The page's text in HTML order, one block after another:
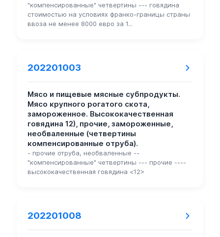
"компенсированные" четвертины --- говядина
стоимостью на условиях франко-границы страны
ввоза не менее 8000 евро за 1...
202201003
Мясо и пищевые мясные субпродукты.
Мясо крупного рогатого скота,
замороженное. Высококачественная
говядина 12), прочие, замороженные,
необваленные (четвертины
компенсированные отруба).
- прочие отруба, необваленные --
"компенсированные" четвертины --- прочие ----
высококачественная говядина <12>
202201008